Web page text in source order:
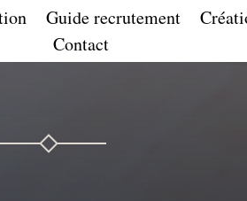
Guide recrutement
Contact